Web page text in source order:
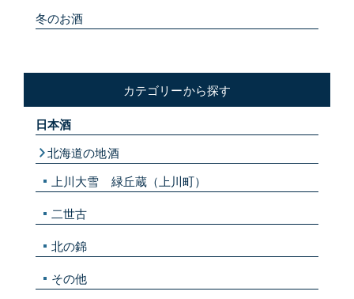
冬のお酒
カテゴリーから探す
日本酒
北海道の地酒
上川大雪 緑丘蔵（上川町）
二世古
北の錦
その他